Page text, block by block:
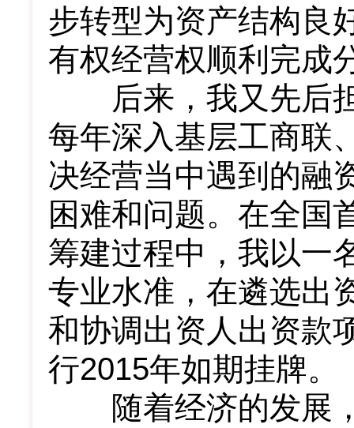
步转型为资产结构良
有权经营权顺利完成
后来，我又先后担
每年深入基层工商联
决经营当中遇到的融
困难和问题。在全国
筹建过程中，我以一
专业水准，在遴选出
和协调出资人出资款
行2015年如期挂牌。
随着经济的发展，